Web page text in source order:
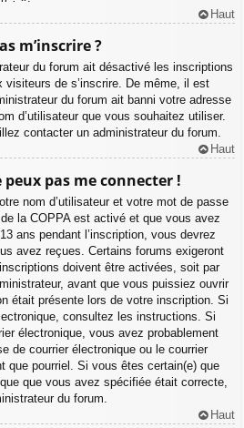
Haut
m’inscrire ?
du forum ait désactivé les inscriptions
visiteurs de s’inscrire. De même, il est
du forum ait banni votre adresse
d’utilisateur que vous souhaitez utiliser.
contacter un administrateur du forum.
Haut
pas me connecter !
nom d’utilisateur et votre mot de passe
la COPPA est activé et que vous avez
ans pendant l’inscription, vous devrez
avez reçues. Certains forums exigeront
doivent être activées, soit par
avant que vous puissiez ouvrir
était présente lors de votre inscription. Si
consultez les instructions. Si
électronique, vous avez probablement
de courrier électronique ou le courrier
que pourriel. Si vous êtes certain(e) que
que vous avez spécifiée était correcte,
du forum.
Haut